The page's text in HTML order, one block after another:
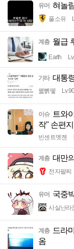
유머 혀놀
풀소유
계층 월급
Earth
기타 대통
꿻뻵뗗
이슈
트와
작" 손편
빈센트멧젠
계층 대만
전자팔찌
유머 국중
사실난라
계층 드라
옴